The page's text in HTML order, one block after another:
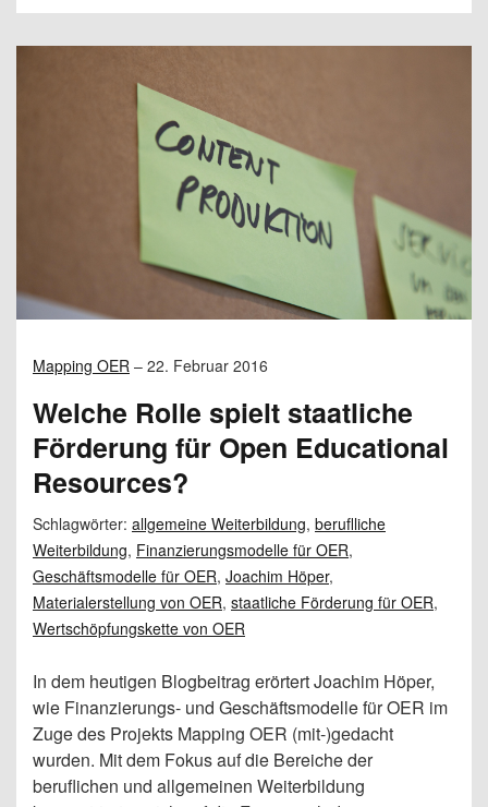
Mapping OER – 22. Februar 2016
Welche Rolle spielt staatliche
Förderung für Open Educational
Resources?
Schlagwörter: allgemeine Weiterbildung, beruflliche
Weiterbildung, Finanzierungsmodelle für OER,
Geschäftsmodelle für OER, Joachim Höper,
Materialerstellung von OER, staatliche Förderung für OER,
Wertschöpfungskette von OER
In dem heutigen Blogbeitrag erörtert Joachim Höper,
wie Finanzierungs- und Geschäftsmodelle für OER im
Zuge des Projekts Mapping OER (mit-)gedacht
wurden. Mit dem Fokus auf die Bereiche der
beruflichen und allgemeinen Weiterbildung